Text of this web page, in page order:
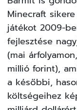
Minecraft
játékot 2009-
fejlesztése
(mai
millió forint),
a későbbi,
költségeihez